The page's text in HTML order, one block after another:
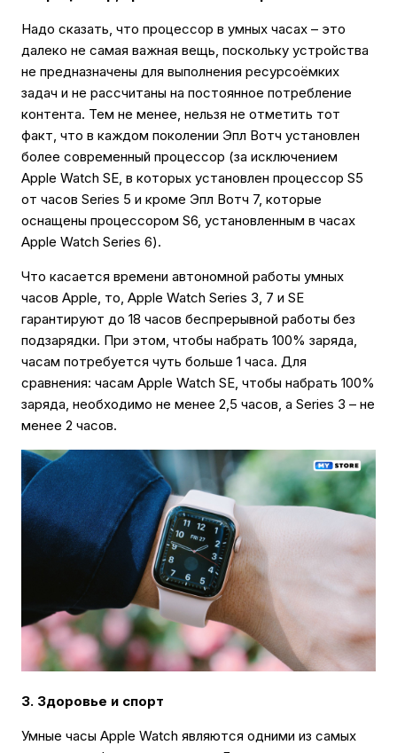
Надо сказать, что процессор в умных часах – это
далеко не самая важная вещь, поскольку устройства
не предназначены для выполнения ресурсоëмких
задач и не рассчитаны на постоянное потребление
контента. Тем не менее, нельзя не отметить тот
факт, что в каждом поколении Эпл Вотч установлен
более современный процессор (за исключением
Apple Watch SE, в которых установлен процессор S5
от часов Series 5 и кроме Эпл Вотч 7, которые
оснащены процессором S6, установленным в часах
Apple Watch Series 6).
Что касается времени автономной работы умных
часов Apple, то, Apple Watch Series 3, 7 и SE
гарантируют до 18 часов беспрерывной работы без
подзарядки. При этом, чтобы набрать 100% заряда,
часам потребуется чуть больше 1 часа. Для
сравнения: часам Apple Watch SE, чтобы набрать 100%
заряда, необходимо не менее 2,5 часов, а Series 3 – не
менее 2 часов.
3. Здоровье и спорт
Умные часы Apple Watch являются одними из самых